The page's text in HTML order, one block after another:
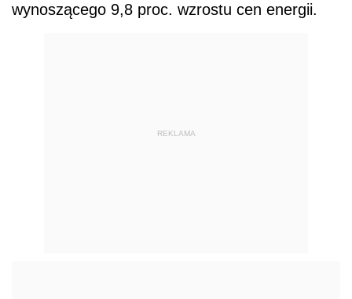
wynoszącego 9,8 proc. wzrostu cen energii.
REKLAMA